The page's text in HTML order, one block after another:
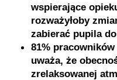
wspierające
rozważyłoby
zabierać pupila
81%
uważa, że
zrelaksowanej